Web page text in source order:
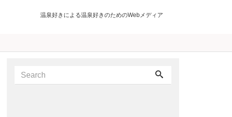
温泉好きによる温泉好きのためのWebメディア